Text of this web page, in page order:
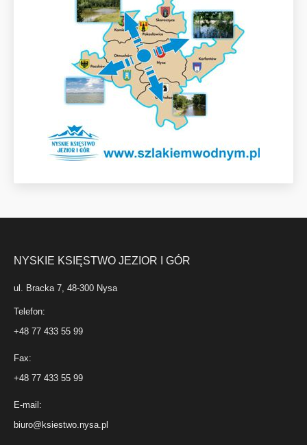
NYSKIE KSIĘSTWO JEZIOR I GÓR
ul. Bracka 7, 48-300 Nysa
Telefon:
+48 77 433 55 99
Fax:
+48 77 433 55 99
E-mail:
biuro@ksiestwo.nysa.pl